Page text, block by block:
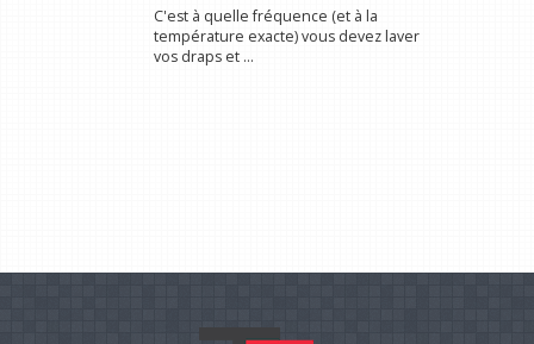
C'est à quelle fréquence (et à la
température exacte) vous devez laver
vos draps et ...